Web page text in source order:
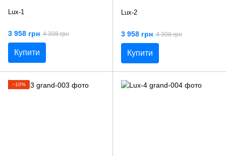
Lux-1
3 958 грн 4 398 грн
Купити
Lux-2
3 958 грн 4 398 грн
Купити
−10%